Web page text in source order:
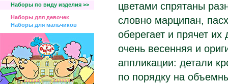
Наборы по виду изделия >>
Наборы для девочек
Наборы для мальчиков
цветами спрятаны
словно марципан,
оберегает и прячет
очень весенняя и
аппликации: детали
по порядку на